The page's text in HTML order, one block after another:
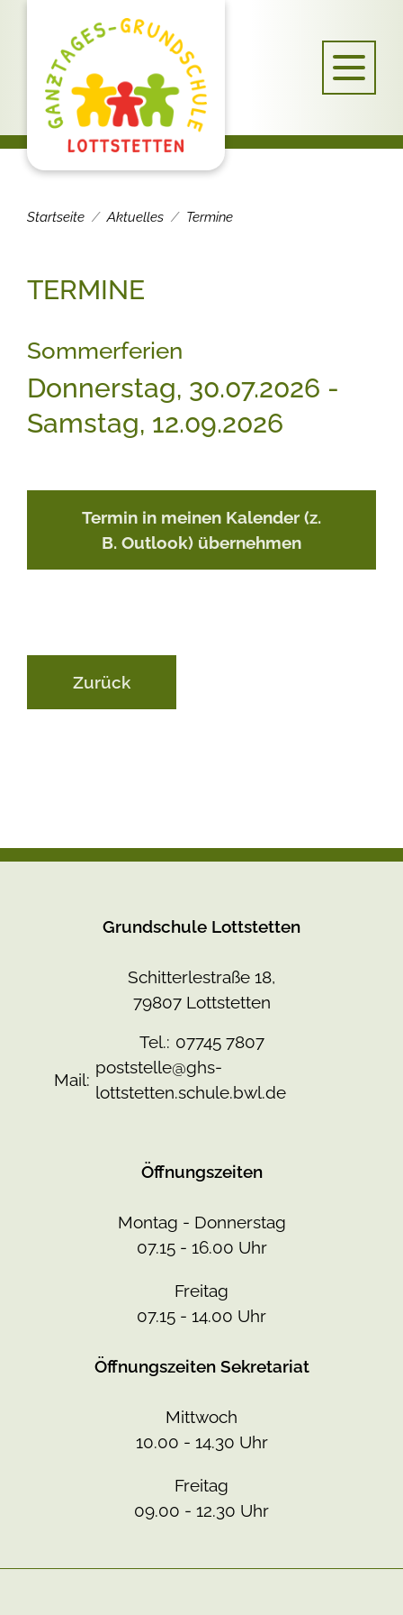
Startseite Aktuelles Termine
TERMINE
Donnerstag, 30.07.2026 -
Samstag, 12.09.2026
Sommerferien
Termin in meinen Kalender (z.
B. Outlook) übernehmen
Zurück
Grundschule Lottstetten
Schitterlestraße 18,
79807 Lottstetten
Tel.: 07745 7807
Mail:
poststelle@ghs-
lottstetten.schule.bwl.de
Öffnungszeiten
Montag - Donnerstag
07.15 - 16.00 Uhr
Freitag
07.15 - 14.00 Uhr
Öffnungszeiten Sekretariat
Mittwoch
10.00 - 14.30 Uhr
Freitag
09.00 - 12.30 Uhr